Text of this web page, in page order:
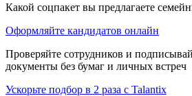
Какой соцпакет вы предлагаете
Оформляйте кандидатов онлайн
Проверяйте сотрудников и
документы без бумаг и личных встреч
Ускорьте подбор в 2 раза с Talantix